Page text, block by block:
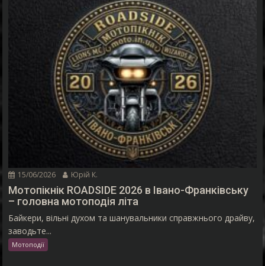
15/06/2026 Юрій К.
Мотопікнік ROADSIDE 2026 в Івано-Франківську
– головна мотоподія літа
Байкери, вільні духом та шанувальники справжнього драйву,
заводьте...
Мотоподії